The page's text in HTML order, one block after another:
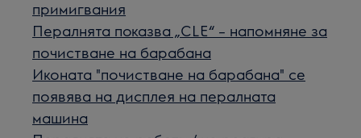
примигвания
Пералнята показва „CLE“ – напомняне за
почистване на барабана
Иконата "почистване на барабана" се
появява на дисплея на пералната
машина